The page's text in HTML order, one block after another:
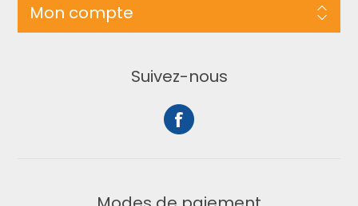
Mon compte
Suivez-nous